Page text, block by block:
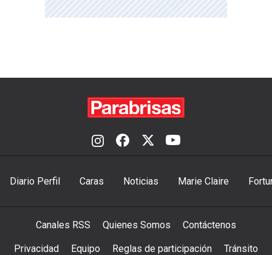
Diario Perfil Caras Noticias Marie Claire
Canales RSS Quienes Somos Contáctenos
Privacidad Equipo Reglas de participación Tránsito